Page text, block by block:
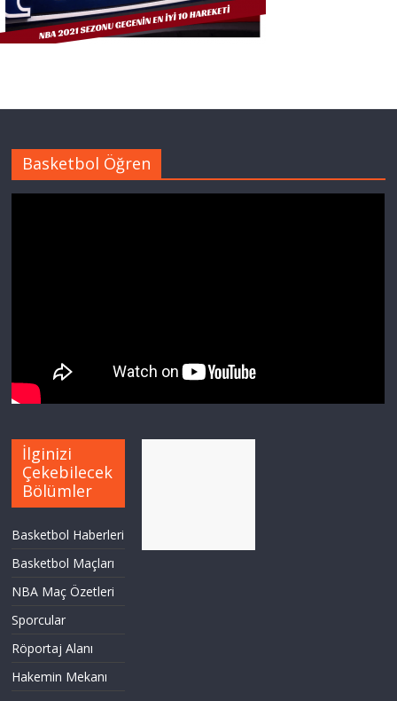
Basketbol Öğren
İlginizi
Çekebilecek
Bölümler
Basketbol Haberleri
Basketbol Maçları
NBA Maç Özetleri
Sporcular
Röportaj Alanı
Hakemin Mekanı